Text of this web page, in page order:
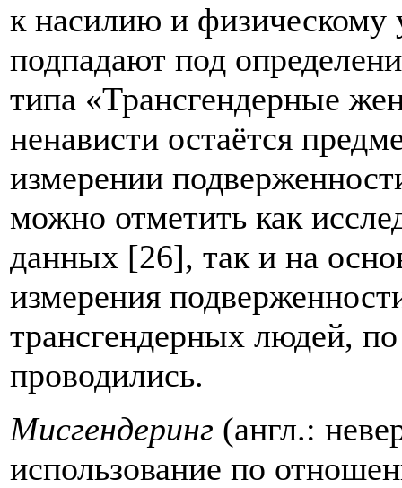
к насилию и физическому
подпадают под
типа «Трансгендерные
ненависти остаётся
измерении
можно отметить как
данных [26], так и на
измерения
трансгендерных людей,
проводились.
Мисгендеринг (англ.:
использование по